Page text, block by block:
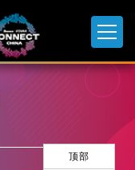
顶部